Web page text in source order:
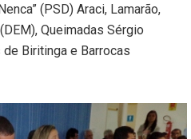
(PSD) Araci, Lamarão,
Queimadas Sérgio
Biritinga e Barrocas